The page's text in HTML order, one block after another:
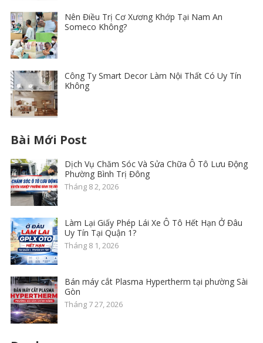
Nên Điều Trị Cơ Xương Khớp Tại Nam An
Someco Không?
Công Ty Smart Decor Làm Nội Thất Có Uy Tín
Không
Bài Mới Post
Dịch Vụ Chăm Sóc Và Sửa Chữa Ô Tô Lưu Động
Phường Bình Trị Đông
Tháng 8 2, 2026
Làm Lại Giấy Phép Lái Xe Ô Tô Hết Hạn Ở Đâu
Uy Tín Tại Quận 1?
Tháng 8 1, 2026
Bán máy cắt Plasma Hypertherm tại phường Sài
Gòn
Tháng 7 27, 2026